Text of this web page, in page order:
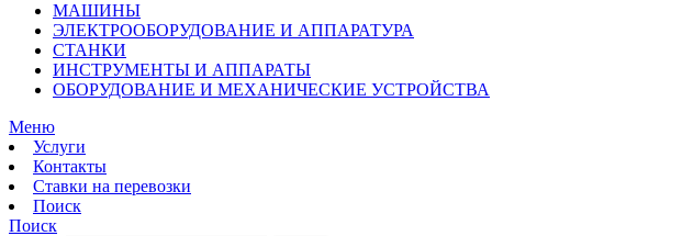
МАШИНЫ
ЭЛЕКТРООБОРУДОВАНИЕ И АППАРАТУРА
СТАНКИ
ИНСТРУМЕНТЫ И АППАРАТЫ
ОБОРУДОВАНИЕ И МЕХАНИЧЕСКИЕ УСТРОЙСТВА
Меню
Услуги
Контакты
Ставки на перевозки
Поиск
Поиск